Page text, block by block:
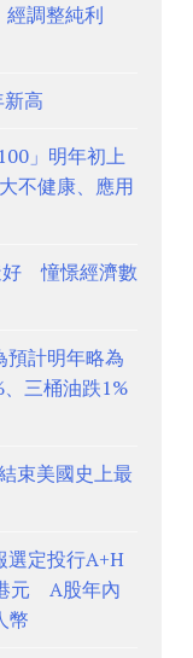
調整純利
高
」明年初上
不健康、應用
好 憧憬經濟數
預計明年略為
三桶油跌1%
束美國史上最
選定投行A+H
元 A股年內
幣